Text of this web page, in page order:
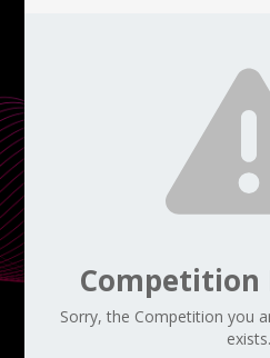
Competition
Sorry, the Competition you
exists.